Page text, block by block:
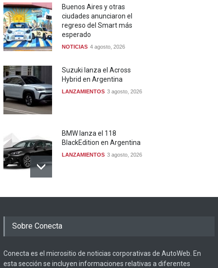
Buenos Aires y otras
ciudades anunciaron el
regreso del Smart más
esperado
NOTICIAS 4 agosto, 2026
Suzuki lanza el Across
Hybrid en Argentina
LANZAMIENTOS 3 agosto, 2026
BMW lanza el 118
BlackEdition en Argentina
LANZAMIENTOS 3 agosto, 2026
Sobre Conecta
Conecta es el micrositio de noticias corporativas de AutoWeb. En
esta sección se incluyen informaciones relativas a diferentes